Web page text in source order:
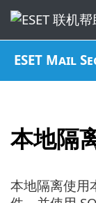
ESET Mail
本地隔
本地隔离使用